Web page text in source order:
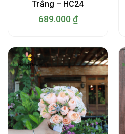
Trắng – HC24
689.000 ₫